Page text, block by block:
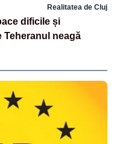
Realitatea de Cluj
dificile și
Teheranul neagă